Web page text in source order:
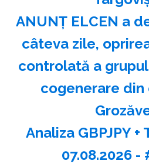
ANUNȚ ELCEN a
câteva zile,
controlată a
cogenerare din
Analiza GBPJPY +
07.08.2026